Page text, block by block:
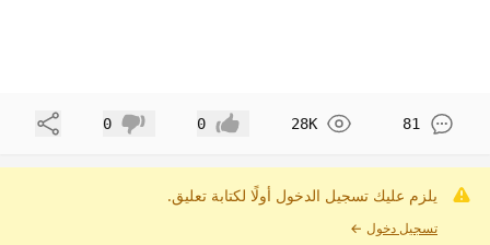
81
28K إعجاب 0 عدم إعجاب
0 مشاركة
يلزم عليك تسجيل الدخول أولًا لكتابة تعليق.
تسجيل دخول ←